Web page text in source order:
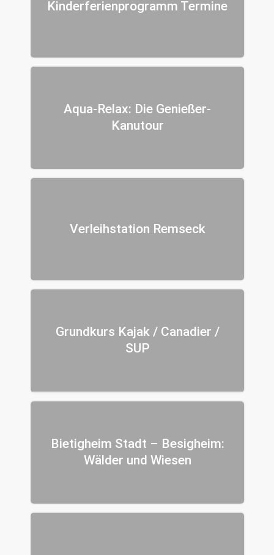
Kinderferienprogramm Termine
Aqua-Relax: Die Genießer-
Kanutour
Verleihstation Remseck
Grundkurs Kajak / Canadier /
SUP
Bietigheim Stadt – Besigheim:
Wälder und Wiesen